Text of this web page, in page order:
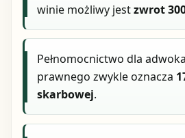
winie możliwy jestzwrot
Pełnomocnictwo dla
prawnego zwykle oznacza
skarbowej.